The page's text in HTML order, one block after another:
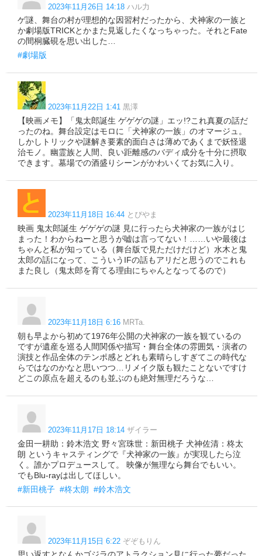
2023年11月26日 14:18 ハル力
ゲ謎、舞台の村が理想的な因習村だったから、犬神家の一族と
か劇場版TRICKとかまた見返したくなっちゃった。それとFate
の間桐臓硯を思い出した…
#劇場版
2023年11月22日 1:41 黒澤
【映画メモ】「鬼太郎誕生 ゲゲゲの謎」エッ!?これ真夏の話だ
ったのね。舞台設定はモロに「犬神家の一族」のオマージュ。
しかしトリックや謎解き要素的面白さは薄めであくまで妖怪退
治モノ。幽霊族と人間、良い距離感のバディ成分を十分に摂取
できます。墓場での酒盛りシーンがかわいくてお気に入り。
2023年11月18日 16:44 とぴやま
映画 鬼太郎誕生 ゲゲゲの謎 見に行ったら犬神家の一族がはじ
まった！わからねーと思うが嘘は言ってない！……いや最後は
ちゃんと私が知っている（舞台版で見ただけだけど）水木と鬼
太郎の話になって、こういうIFの話もアリだと思うのでこれも
また良し（鬼太郎を育てる理由にちゃんとなってるので）
2023年11月18日 6:16 MRTa.
朝も早よから初めて1976年公開の犬神家の一族を観ているの
ですが遺産を巡る人間関係や描写・舞台全体の雰囲気・演者の
演技と作品全体のテンポ感とどれも素晴らしすぎてこの時代な
らではなのかなと思いつつ…リメイク版も観たことないですけ
どこの原点を超えるのも並ぶのも絶対無理だろうな…
2023年11月17日 18:14 ザイラー
金田一耕助：鈴木浩文 野々宮珠世：新田桃子 犬神佐清：柊太
朗 というキャスティングで『犬神家の一族』が実現したら泣
く。誰かプロデュースして。 映像が無理なら舞台でもいい。
でもBlu-rayは出してほしい。
#新田桃子 #柊太朗 #鈴木浩文
2023年11月15日 6:22 ぞぞもりん